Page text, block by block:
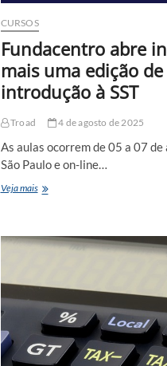
CURSOS
Fundacentro abre
mais uma edição
introdução à SST
Troad 4 de agosto de 2025
As aulas ocorrem de 05 a 07
São Paulo e on-line…
Veja maisFundacentro
mais
de
curso
introdução
à
SST